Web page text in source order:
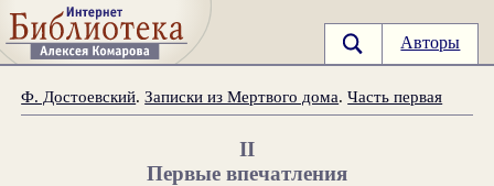
Авторы
Ф. Достоевский.Записки из Мертвого дома.Часть первая
II
Первые впечатления